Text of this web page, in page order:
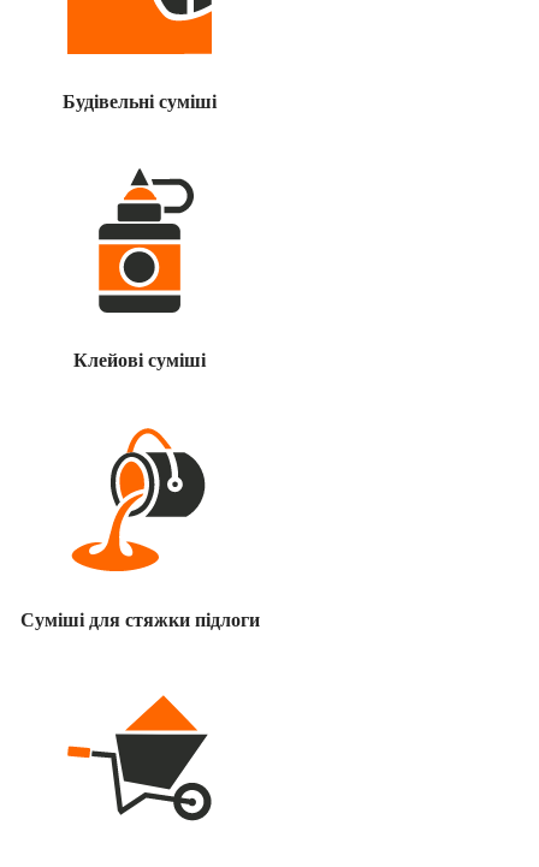
Будівельні суміші
Клейові суміші
Суміші для стяжки підлоги